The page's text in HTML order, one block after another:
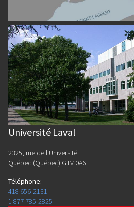
Université Laval
2325, rue de l'Université
Québec (Québec) G1V 0A6
Téléphone:
418 656-2131
1 877 785-2825